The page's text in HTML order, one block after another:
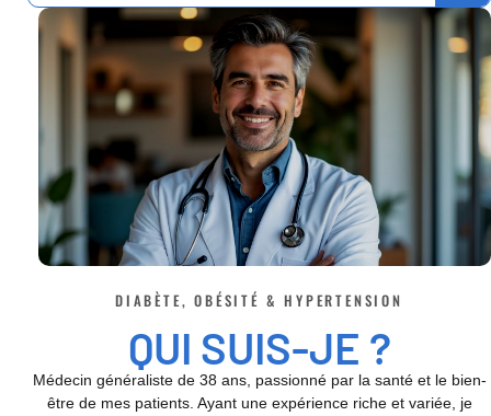
DIABÈTE, OBÉSITÉ & HYPERTENSION
QUI SUIS-JE ?
Médecin généraliste de 38 ans, passionné par la santé et le bien-
être de mes patients. Ayant une expérience riche et variée, je